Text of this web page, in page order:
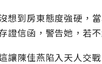
想到房東態度強硬，
證信函，警告她，若
讓陳佳燕陷入天人交